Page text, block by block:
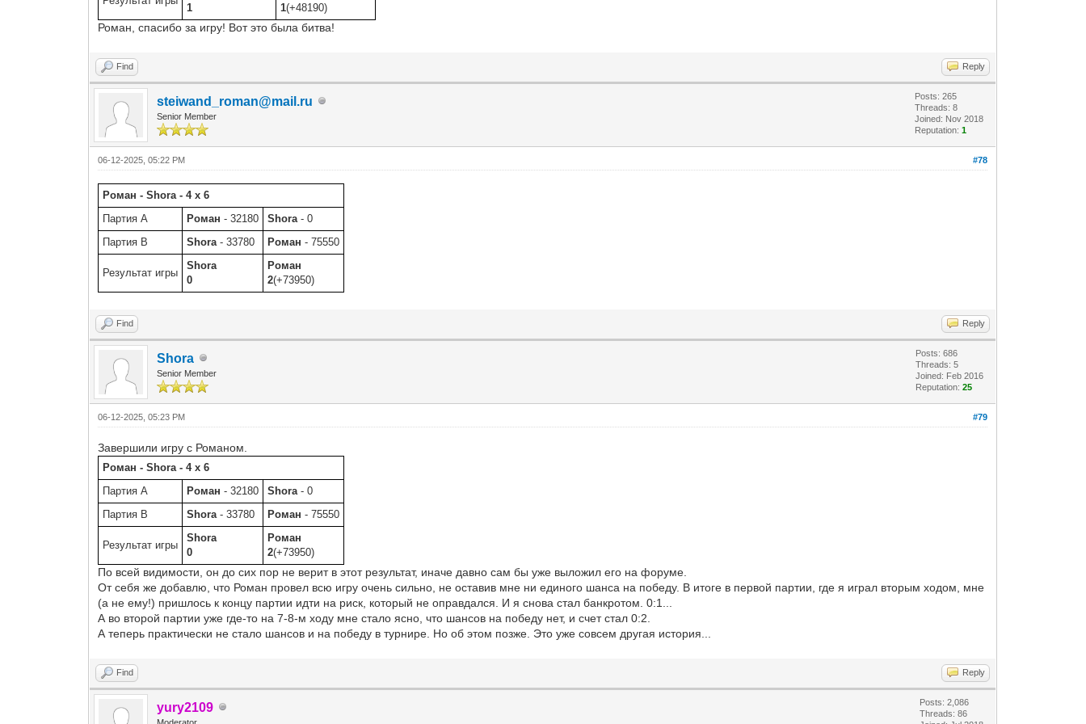
1 1(+48190)
Роман, спасибо за игру! Вот это была битва!
Find Reply
steiwand_roman@mail.ru
Senior Member
Posts: 265
Threads: 8
Joined: Nov 2018
Reputation:1
#78
06-12-2025, 05:22 PM
Роман - Shora - 4 x 6
Партия A
Роман - 32180 Shora - 0
Партия B
Shora - 33780 Роман - 75550
Результат игры
Shora
0
Роман
2(+73950)
Find Reply
Shora
Senior Member
Posts: 686
Threads: 5
Joined: Feb 2016
Reputation:25
#79
06-12-2025, 05:23 PM
Завершили игру с Романом.
Роман - Shora - 4 x 6
Партия A
Роман - 32180 Shora - 0
Партия B
Shora - 33780 Роман - 75550
Результат игры
Shora
0
Роман
2(+73950)
По всей видимости, он до сих пор не верит в этот результат, иначе давно сам бы уже выложил его на форуме.
От себя же добавлю, что Роман провел всю игру очень сильно, не оставив мне ни единого шанса на победу. В итоге в первой партии, где я играл вторым ходом, мне
(а не ему!) пришлось к концу партии идти на риск, который не оправдался. И я снова стал банкротом. 0:1...
А во второй партии уже где-то на 7-8-м ходу мне стало ясно, что шансов на победу нет, и счет стал 0:2.
А теперь практически не стало шансов и на победу в турнире. Но об этом позже. Это уже совсем другая история...
Find Reply
yury2109
Posts: 2,086
Threads: 86